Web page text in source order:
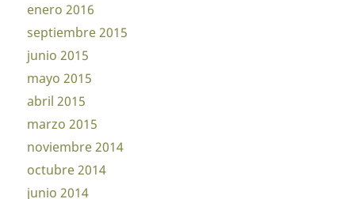
enero 2016
septiembre 2015
junio 2015
mayo 2015
abril 2015
marzo 2015
noviembre 2014
octubre 2014
junio 2014